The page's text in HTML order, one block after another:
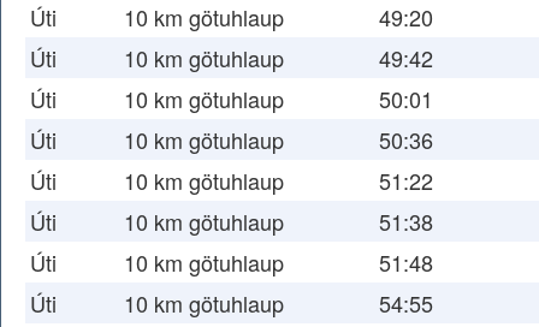
Úti
10 km götuhlaup
49:20
Úti
10 km götuhlaup
49:42
Úti
10 km götuhlaup
50:01
Úti
10 km götuhlaup
50:36
Úti
10 km götuhlaup
51:22
Úti
10 km götuhlaup
51:38
Úti
10 km götuhlaup
51:48
Úti
10 km götuhlaup
54:55